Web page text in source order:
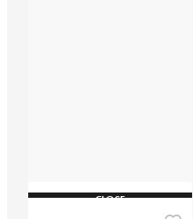
CLOSE